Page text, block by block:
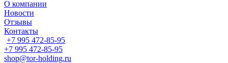
О компании
Новости
Отзывы
Контакты
+7 995 472-85-95
+7 995 472-85-95
shop@tor-holding.ru